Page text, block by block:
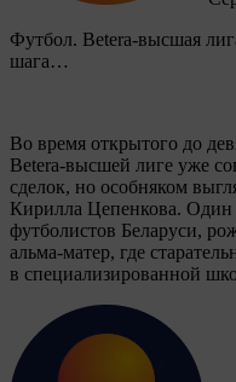
Футбол. Betera-высшая
шага…
Во время открытого до
Betera-высшей лиге уже
сделок, но особняком
Кирилла Цепенкова. Один
футболистов Беларуси,
альма-матер, где
в специализированной